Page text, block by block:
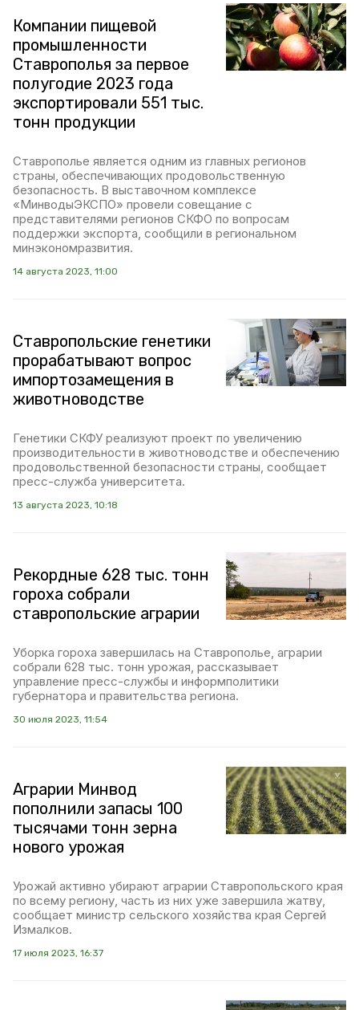
Компании пищевой
промышленности
Ставрополья за первое
полугодие 2023 года
экспортировали 551 тыс.
тонн продукции
Ставрополье является одним из главных регионов
страны, обеспечивающих продовольственную
безопасность. В выставочном комплексе
«МинводыЭКСПО» провели совещание с
представителями регионов СКФО по вопросам
поддержки экспорта, сообщили в региональном
минэкономразвития.
14 августа 2023, 11:00
Ставропольские генетики
прорабатывают вопрос
импортозамещения в
животноводстве
Генетики СКФУ реализуют проект по увеличению
производительности в животноводстве и обеспечению
продовольственной безопасности страны, сообщает
пресс-служба университета.
13 августа 2023, 10:18
Рекордные 628 тыс. тонн
гороха собрали
ставропольские аграрии
Уборка гороха завершилась на Ставрополье, аграрии
собрали 628 тыс. тонн урожая, рассказывает
управление пресс-службы и информполитики
губернатора и правительства региона.
30 июля 2023, 11:54
Аграрии Минвод
пополнили запасы 100
тысячами тонн зерна
нового урожая
Урожай активно убирают аграрии Ставропольского края
по всему региону, часть из них уже завершила жатву,
сообщает министр сельского хозяйства края Сергей
Измалков.
17 июля 2023, 16:37